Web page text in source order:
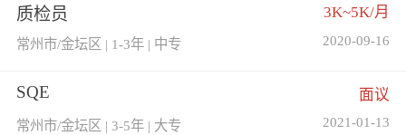
质检员 3K~5K/月
常州市/金坛区 | 1-3年 | 中专 2020-09-16
SQE 面议
常州市/金坛区 | 3-5年 | 大专 2021-01-13